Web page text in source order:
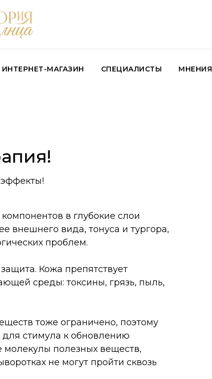
ИНТЕРНЕТ-МАГАЗИН СПЕЦИАЛИСТЫ МНЕНИЯ
в глубокие слои
внешнего вида, тонуса и тургора,
проблем.
Кожа препятствует
среды: токсины, грязь, пыль,
тоже ограничено, поэтому
стимула к обновлению
молекулы полезных веществ,
не могут пройти сквозь